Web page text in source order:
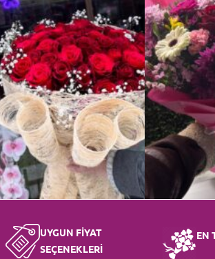
UYGUN FİYAT
SEÇENEKLERİ
EN